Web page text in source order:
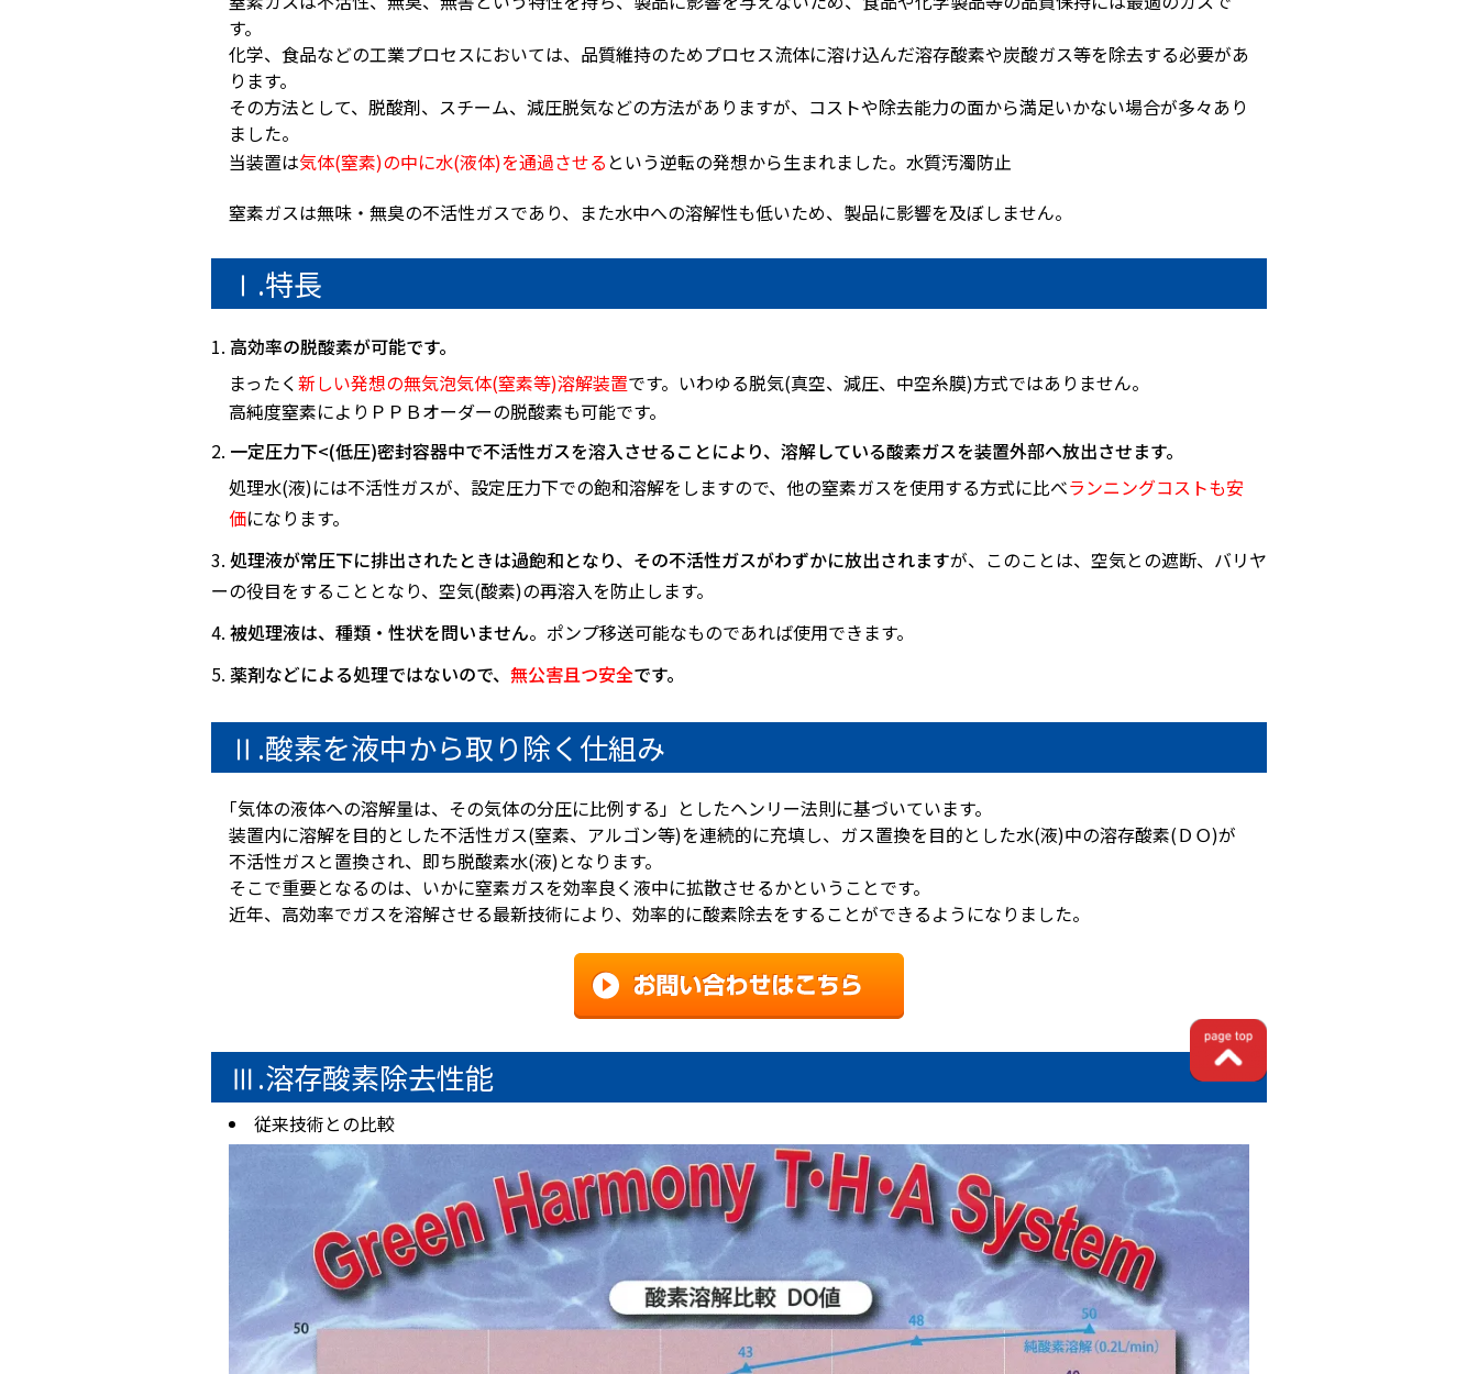
す。
化学、食品などの工業プロセスにおいては、品質維持のためプロセス流体に溶け込んだ溶存酸素や炭酸ガス等を除去する必要があ
ります。
その方法として、脱酸剤、スチーム、減圧脱気などの方法がありますが、コストや除去能力の面から満足いかない場合が多々あり
ました。
当装置は気体(窒素)の中に水(液体)を通過させる という逆転の発想から生まれました。水質汚濁防止
窒素ガスは無味・無臭の不活性ガスであり、また水中への溶解性も低いため、製品に影響を及ぼしません。
Ⅰ.特長
高効率の脱酸素が可能です。
まったく新しい発想の無気泡気体(窒素等)溶解装置です。いわゆる脱気(真空、減圧、中空糸膜)方式ではありません。
高純度窒素によりＰＰＢオーダーの脱酸素も可能です。
一定圧力下<(低圧)密封容器中で不活性ガスを溶入させることにより、溶解している酸素ガスを装置外部へ放出させます。
処理水(液)には不活性ガスが、設定圧力下での飽和溶解をしますので、他の窒素ガスを使用する方式に比べランニングコストも安
価になります。
処理液が常圧下に排出されたときは過飽和となり、その不活性ガスがわずかに放出されますが、このことは、空気との遮断、バリヤ
ーの役目をすることとなり、空気(酸素)の再溶入を防止します。
被処理液は、種類・性状を問いません。ポンプ移送可能なものであれば使用できます。
薬剤などによる処理ではないので、 無公害且つ安全です。
Ⅱ.酸素を液中から取り除く仕組み
｢気体の液体への溶解量は、その気体の分圧に比例する」としたヘンリー法則に基づいています。
装置内に溶解を目的とした不活性ガス(窒素、アルゴン等)を連続的に充填し、ガス置換を目的とした水(液)中の溶存酸素(ＤＯ)が
不活性ガスと置換され、即ち脱酸素水(液)となります。
そこで重要となるのは、いかに窒素ガスを効率良く液中に拡散させるかということです。
近年、高効率でガスを溶解させる最新技術により、効率的に酸素除去をすることができるようになりました。
Ⅲ.溶存酸素除去性能
従来技術との比較